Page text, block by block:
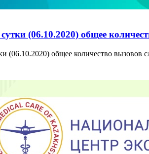
(06.10.2020) общее
(06.10.2020) общее количество вызовов